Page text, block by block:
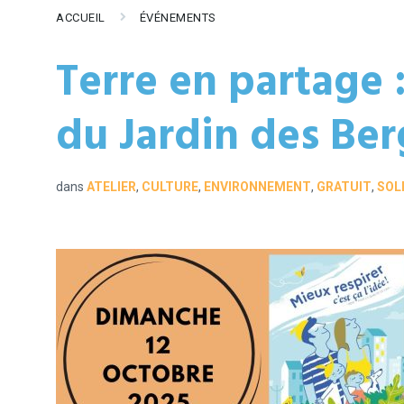
ACCUEIL ÉVÉNEMENTS
Terre en
du Jardin des
dans ATELIER, CULTURE, ENVIRONNEMENT, GRATUIT,